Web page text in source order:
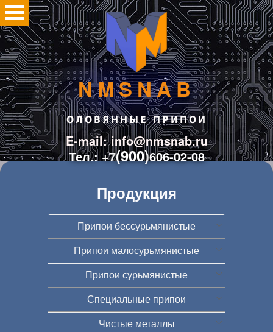
NMSNAB
ОЛОВЯННЫЕ ПРИПОИ
E-mail: info@nmsnab.ru
Тел.: +7(900)606-02-08
Продукция
Припои бессурьмянистые
Припои малосурьмянистые
Припои сурьмянистые
Специальные припои
Чистые металлы